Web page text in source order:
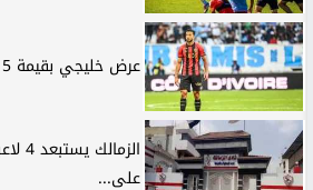
عرض خليجي بقيمة 5 ملايين يورو.. هل يرحل...
على...